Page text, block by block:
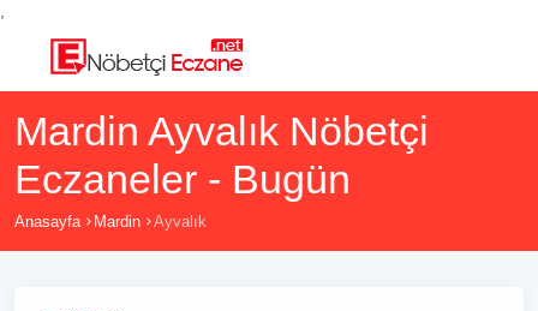
Mardin Ayvalık Nöbetçi
Eczaneler - Bugün
Anasayfa Mardin Ayvalık